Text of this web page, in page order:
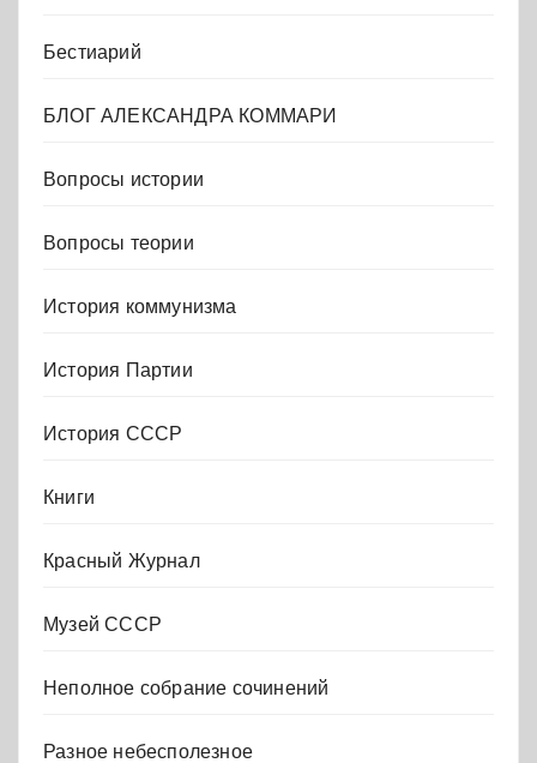
Бестиарий
БЛОГ АЛЕКСАНДРА КОММАРИ
Вопросы истории
Вопросы теории
История коммунизма
История Партии
История СССР
Книги
Красный Журнал
Музей СССР
Неполное собрание сочинений
Разное небесполезное